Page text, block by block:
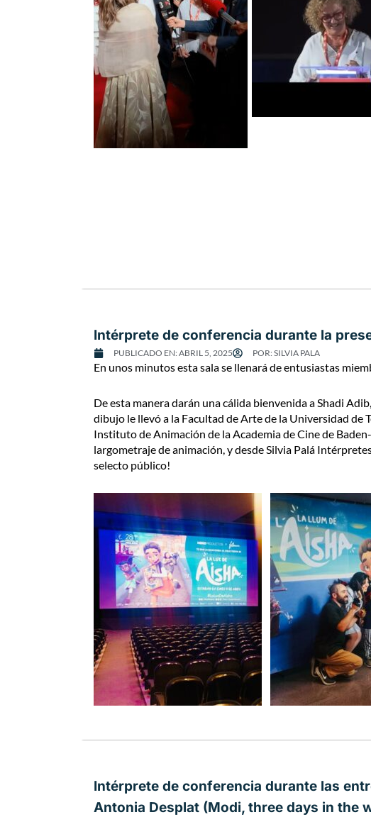
Intérprete de conferencia durante la
PUBLICADO EN:ABRIL 5, 2025 POR:SILVIA PALA
En unos minutos esta sala se llenará de entusiastas
De esta manera darán una cálida bienvenida a Shadi
dibujo le llevó a la Facultad de Arte de la Universidad de
Instituto de Animación de la Academia de Cine de
largometraje de animación, y desde Silvia Palá
selecto público!
Intérprete de conferencia durante las
Antonia Desplat (Modi, three days in the